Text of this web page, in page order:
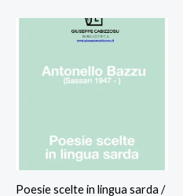
Poesie scelte in lingua sarda /